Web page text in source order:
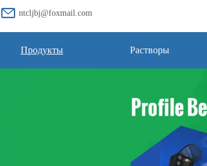
ntcljbj@foxmail.com
Продукты Растворы